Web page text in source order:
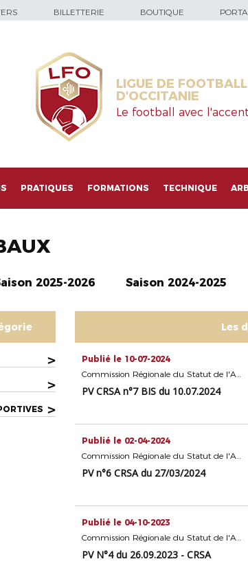
BILLETTERIE BOUTIQUE
LIGUE DE FOOTBALL
D'OCCITANIE
Le football avec
PRATIQUES FORMATIONS TECHNIQUE
2025-2026 Saison 2024-2025
>
>
>
Les
Publié le 10-07-2024
Commission Régionale du Statut de l'Arbitrage
PV CRSA n°7 BIS du 10.07.2024
Publié le 02-04-2024
Commission Régionale du Statut de l'Arbitrage
PV n°6 CRSA du 27/03/2024
Publié le 04-10-2023
Commission Régionale du Statut de l'Arbitrage
PV N°4 du 26.09.2023 - CRSA